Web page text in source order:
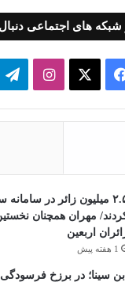
های اجتماعی دنبال
فیسبوک ایکس
۲.۵ میلیون زائر در
مهران همچنان
اربعین
1 هفته پیش
ابن سینا؛ در برزخِ